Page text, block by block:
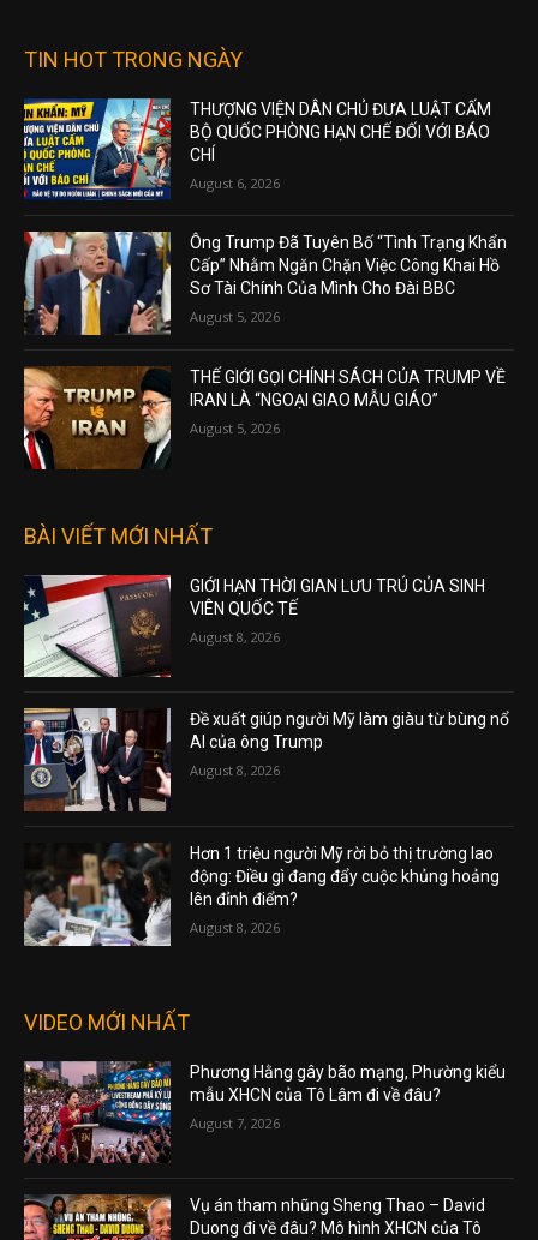
TIN HOT TRONG NGÀY
THƯỢNG VIỆN DÂN CHỦ ĐƯA LUẬT CẤM
BỘ QUỐC PHÒNG HẠN CHẾ ĐỐI VỚI BÁO
CHÍ
August 6, 2026
Ông Trump Đã Tuyên Bố “Tình Trạng Khẩn
Cấp” Nhằm Ngăn Chặn Việc Công Khai Hồ
Sơ Tài Chính Của Mình Cho Đài BBC
August 5, 2026
THẾ GIỚI GỌI CHÍNH SÁCH CỦA TRUMP VỀ
IRAN LÀ “NGOẠI GIAO MẪU GIÁO”
August 5, 2026
BÀI VIẾT MỚI NHẤT
GIỚI HẠN THỜI GIAN LƯU TRÚ CỦA SINH
VIÊN QUỐC TẾ
August 8, 2026
Đề xuất giúp người Mỹ làm giàu từ bùng nổ
AI của ông Trump
August 8, 2026
Hơn 1 triệu người Mỹ rời bỏ thị trường lao
động: Điều gì đang đẩy cuộc khủng hoảng
lên đỉnh điểm?
August 8, 2026
VIDEO MỚI NHẤT
Phương Hằng gây bão mạng, Phường kiểu
mẫu XHCN của Tô Lâm đi về đâu?
August 7, 2026
Vụ án tham nhũng Sheng Thao – David
Duong đi về đâu? Mô hình XHCN của Tô